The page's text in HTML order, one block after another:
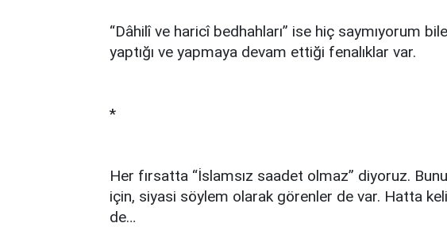
“Dâhilî ve haricî bedhahları” ise hiç saymıyorum
yaptığı ve yapmaya devam ettiği fenalıklar var.
*
Her fırsatta “İslamsız saadet olmaz” diyoruz.
için, siyasi söylem olarak görenler de var. Hatta
de…